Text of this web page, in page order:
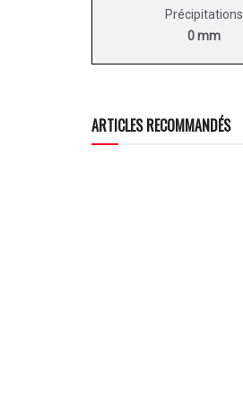
Précipitations
0 mm
ARTICLES RECOMMANDÉS